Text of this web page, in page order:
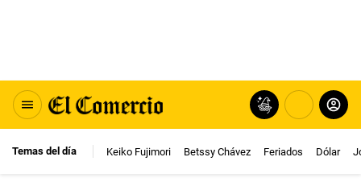
Temas del día Keiko Fujimori Betssy Chávez Feriados Dólar